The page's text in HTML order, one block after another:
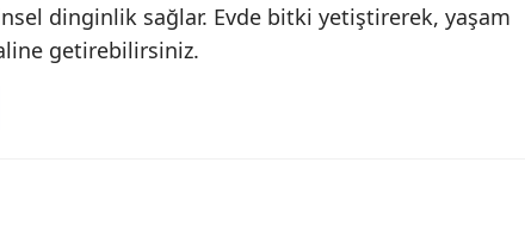
dinginlik sağlar. Evde bitki yetiştirerek, yaşam
getirebilirsiniz.